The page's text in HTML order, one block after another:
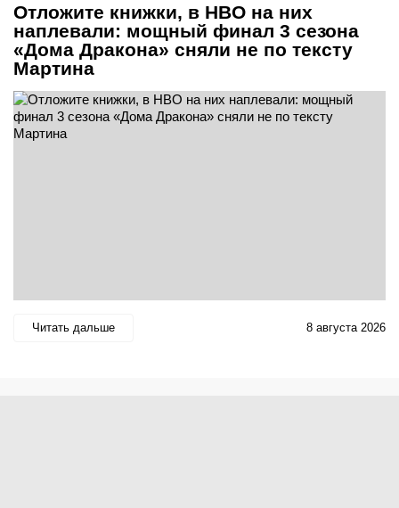
Отложите книжки, в HBO на них
наплевали: мощный финал 3 сезона
«Дома Дракона» сняли не по тексту
Мартина
Читать дальше 8 августа 2026